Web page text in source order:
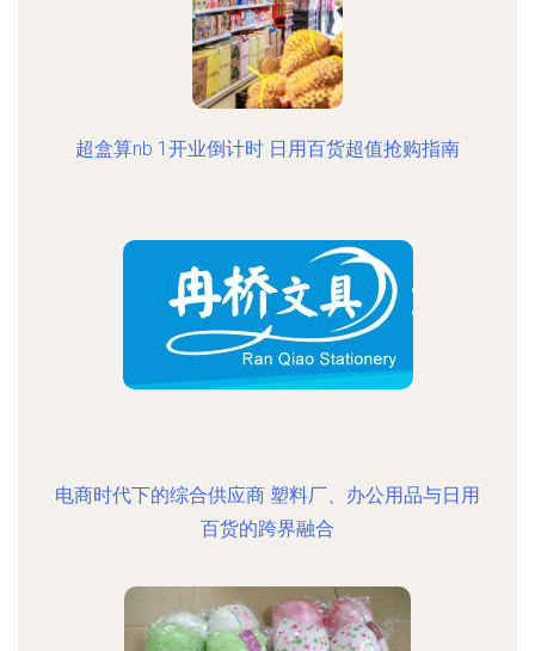
超盒算nb 1开业倒计时 日用百货超值抢购指南
电商时代下的综合供应商 塑料厂、办公用品与日用
百货的跨界融合